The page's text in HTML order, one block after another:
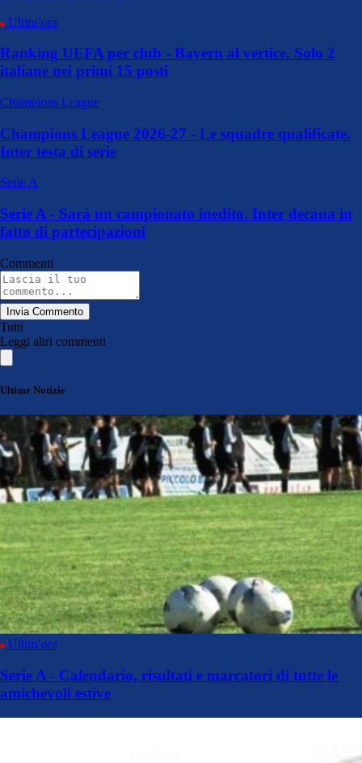
Ultim’ora
Ranking UEFA per club - Bayern al vertice. Solo 2
italiane nei primi 15 posti
Champions League
Champions League 2026-27 - Le squadre qualificate.
Inter testa di serie
Serie A
Serie A - Sarà un campionato inedito. Inter decana in
fatto di partecipazioni
Commenti
Invia Commento
Tutti
Leggi altri commenti
Ultime Notizie
Ultim’ora
Serie A - Calendario, risultati e marcatori di tutte le
amichevoli estive